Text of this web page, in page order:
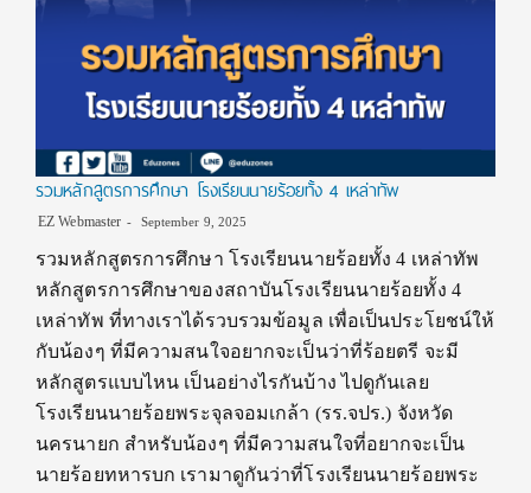
รวมหลักสูตรการศึกษา โรงเรียนนายร้อยทั้ง 4 เหล่าทัพ
EZ Webmaster September 9, 2025
รวมหลักสูตรการศึกษา โรงเรียนนายร้อยทั้ง 4 เหล่าทัพ
หลักสูตรการศึกษาของสถาบันโรงเรียนนายร้อยทั้ง 4
เหล่าทัพ ที่ทางเราได้รวบรวมข้อมูล เพื่อเป็นประโยชน์ให้
กับน้องๆ ที่มีความสนใจอยากจะเป็นว่าที่ร้อยตรี จะมี
หลักสูตรแบบไหน เป็นอย่างไรกันบ้าง ไปดูกันเลย
โรงเรียนนายร้อยพระจุลจอมเกล้า (รร.จปร.) จังหวัด
นครนายก สำหรับน้องๆ ที่มีความสนใจที่อยากจะเป็น
นายร้อยทหารบก เรามาดูกันว่าที่โรงเรียนนายร้อยพระ